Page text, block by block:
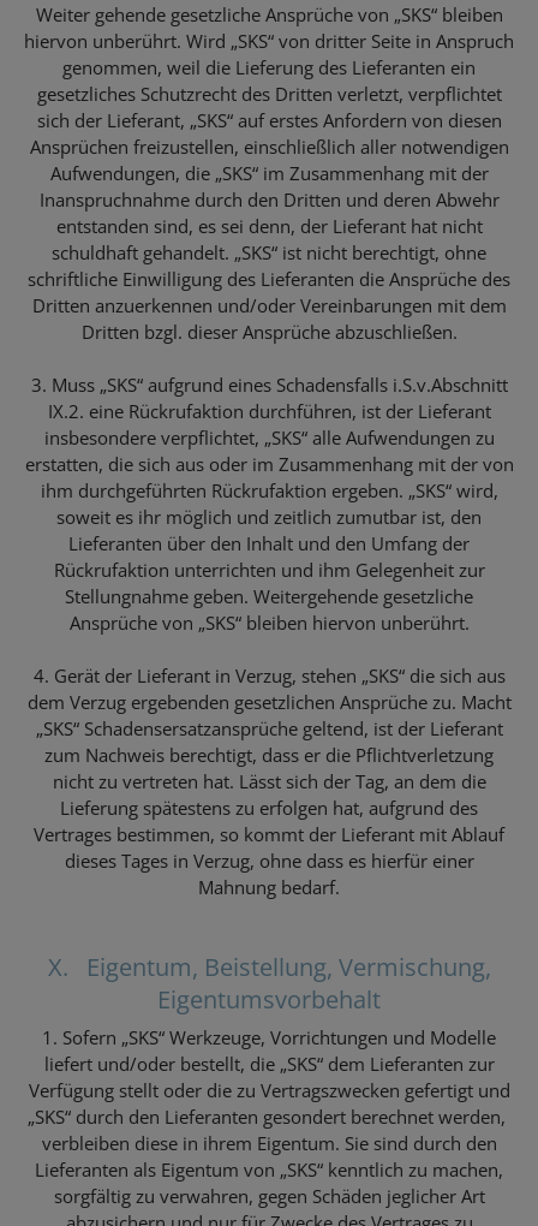
Weiter gehende gesetzliche Ansprüche von „SKS“ bleiben
hiervon unberührt. Wird „SKS“ von dritter Seite in Anspruch
genommen, weil die Lieferung des Lieferanten ein
gesetzliches Schutzrecht des Dritten verletzt, verpflichtet
sich der Lieferant, „SKS“ auf erstes Anfordern von diesen
Ansprüchen freizustellen, einschließlich aller notwendigen
Aufwendungen, die „SKS“ im Zusammenhang mit der
Inanspruchnahme durch den Dritten und deren Abwehr
entstanden sind, es sei denn, der Lieferant hat nicht
schuldhaft gehandelt. „SKS“ ist nicht berechtigt, ohne
schriftliche Einwilligung des Lieferanten die Ansprüche des
Dritten anzuerkennen und/oder Vereinbarungen mit dem
Dritten bzgl. dieser Ansprüche abzuschließen.
3. Muss „SKS“ aufgrund eines Schadensfalls i.S.v.Abschnitt
IX.2. eine Rückrufaktion durchführen, ist der Lieferant
insbesondere verpflichtet, „SKS“ alle Aufwendungen zu
erstatten, die sich aus oder im Zusammenhang mit der von
ihm durchgeführten Rückrufaktion ergeben. „SKS“ wird,
soweit es ihr möglich und zeitlich zumutbar ist, den
Lieferanten über den Inhalt und den Umfang der
Rückrufaktion unterrichten und ihm Gelegenheit zur
Stellungnahme geben. Weitergehende gesetzliche
Ansprüche von „SKS“ bleiben hiervon unberührt.
4. Gerät der Lieferant in Verzug, stehen „SKS“ die sich aus
dem Verzug ergebenden gesetzlichen Ansprüche zu. Macht
„SKS“ Schadensersatzansprüche geltend, ist der Lieferant
zum Nachweis berechtigt, dass er die Pflichtverletzung
nicht zu vertreten hat. Lässt sich der Tag, an dem die
Lieferung spätestens zu erfolgen hat, aufgrund des
Vertrages bestimmen, so kommt der Lieferant mit Ablauf
dieses Tages in Verzug, ohne dass es hierfür einer
Mahnung bedarf.
X. Eigentum, Beistellung, Vermischung,
Eigentumsvorbehalt
1. Sofern „SKS“ Werkzeuge, Vorrichtungen und Modelle
liefert und/oder bestellt, die „SKS“ dem Lieferanten zur
Verfügung stellt oder die zu Vertragszwecken gefertigt und
„SKS“ durch den Lieferanten gesondert berechnet werden,
verbleiben diese in ihrem Eigentum. Sie sind durch den
Lieferanten als Eigentum von „SKS“ kenntlich zu machen,
sorgfältig zu verwahren, gegen Schäden jeglicher Art